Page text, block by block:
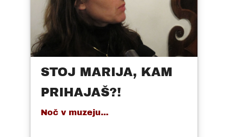
STOJ MARIJA, KAM
PRIHAJAŠ?!
Noč v muzeju...